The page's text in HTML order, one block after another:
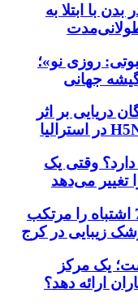
با ابتلا به
روزی نو»؛
دریایی بر اثر
دارد؟ وقتی یک
تغییر می‌دهد
قبل از اصلاح طرح لبخند، این 7 اشتباه را مرتکب
زیبایی در کرج
یک مرکز
ارائه دهد؟